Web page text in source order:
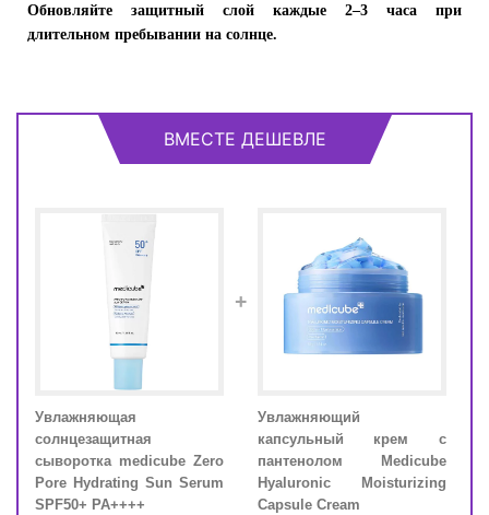
Обновляйте защитный слой каждые 2–3 часа при
длительном пребывании на солнце.
ВМЕСТЕ ДЕШЕВЛЕ
Увлажняющая
солнцезащитная
сыворотка medicube Zero
Pore Hydrating Sun Serum
SPF50+ PA++++
+
Увлажняющий
капсульный крем с
пантенолом Medicube
Hyaluronic Moisturizing
Capsule Cream